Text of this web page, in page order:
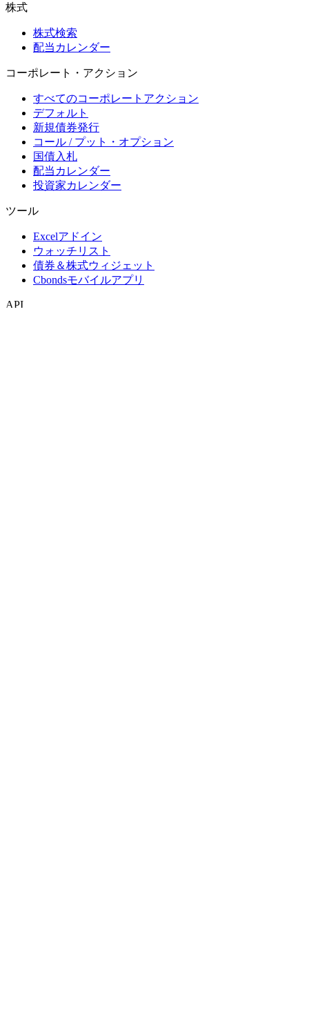
株式
株式検索
配当カレンダー
コーポレート・アクション
すべてのコーポレートアクション
デフォルト
新規債券発行
コール / プット・オプション
国債入札
配当カレンダー
投資家カレンダー
ツール
Excelアドイン
ウォッチリスト
債券＆株式ウィジェット
Cbondsモバイルアプリ
API